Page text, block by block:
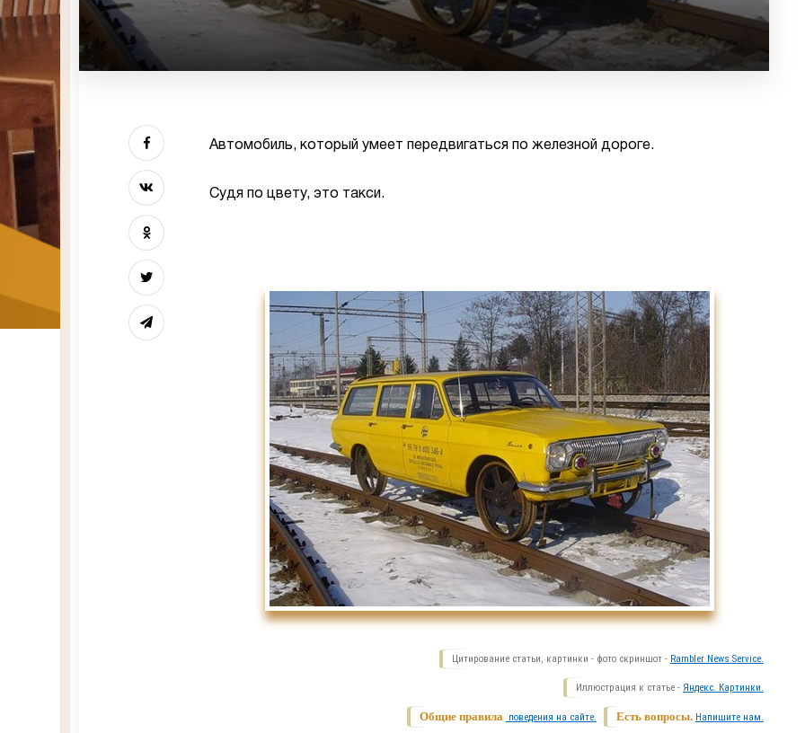
Автомобиль, который умеет передвигаться по железной дороге.
Судя по цвету, это такси.
Цитирование статьи, картинки - фото скриншот - Rambler News Service.
Иллюстрация к статье - Яндекс. Картинки.
Есть вопросы. Напишите нам.
Общие правила поведения на сайте.